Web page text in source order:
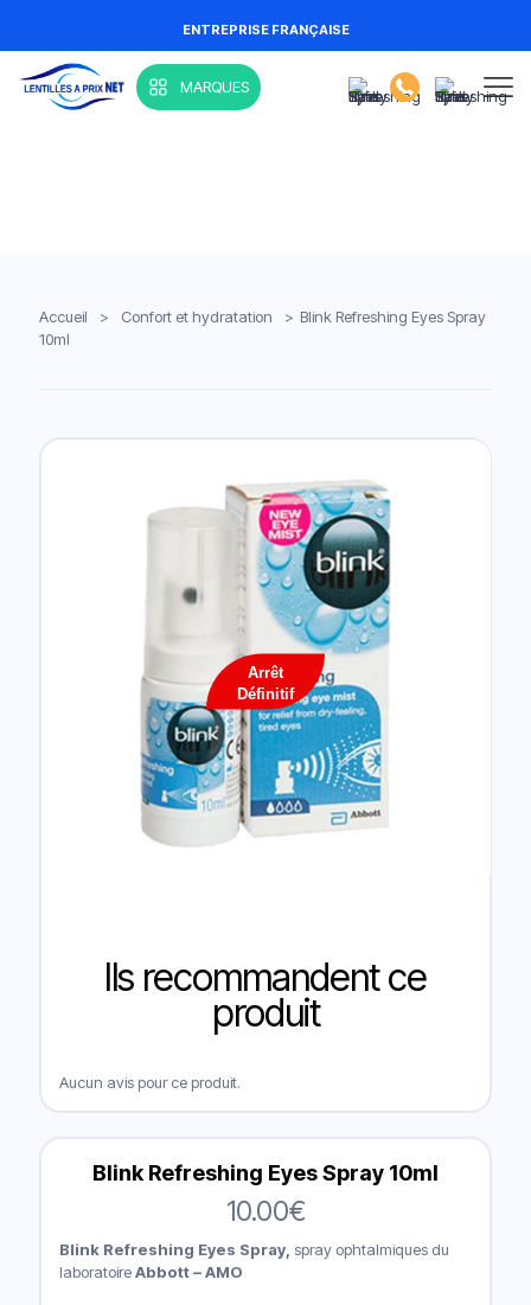
ENTREPRISE FRANÇAISE
MARQUES
Accueil > Confort et hydratation > Blink Refreshing Eyes Spray
10ml
Arrêt
Définitif
Ils recommandent ce
produit
Aucun avis pour ce produit.
Blink Refreshing Eyes Spray 10ml
10.00€
Blink Refreshing Eyes Spray, spray ophtalmiques du
laboratoireAbbott – AMO